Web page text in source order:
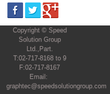
Copyright © Speed
Solution Group
Ltd.,Part.
T:02-717-8168 to 9
F:02-717-8167
Email:
graphtec@speedsolutiongroup.com